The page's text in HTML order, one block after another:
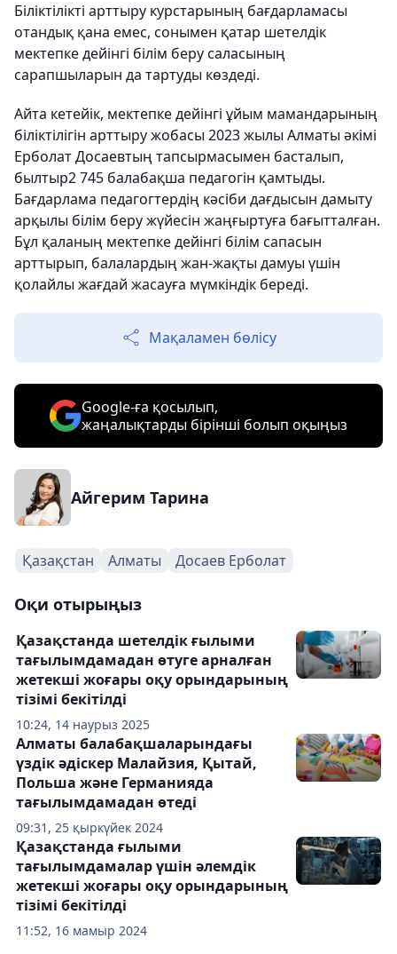
Біліктілікті арттыру курстарының бағдарламасы
отандық қана емес, сонымен қатар шетелдік
мектепке дейінгі білім беру саласының
сарапшыларын да тартуды көздеді.
Айта кетейік, мектепке дейінгі ұйым мамандарының
біліктілігін арттыру жобасы 2023 жылы Алматы әкімі
Ерболат Досаевтың тапсырмасымен басталып,
былтыр2 745 балабақша педагогін қамтыды.
Бағдарлама педагогтердің кәсіби дағдысын дамыту
арқылы білім беру жүйесін жаңғыртуға бағытталған.
Бұл қаланың мектепке дейінгі білім сапасын
арттырып, балалардың жан-жақты дамуы үшін
қолайлы жағдай жасауға мүмкіндік береді.
Мақаламен бөлісу
Google-ға қосылып,
жаңалықтарды бірінші болып оқыңыз
Айгерим Тарина
Қазақстан Алматы Досаев Ерболат
Оқи отырыңыз
10:24, 14 наурыз 2025
Қазақстанда шетелдік ғылыми
тағылымдамадан өтуге арналған
жетекші жоғары оқу орындарының
тізімі бекітілді
09:31, 25 қыркүйек 2024
Алматы балабақшаларындағы
үздік әдіскер Малайзия, Қытай,
Польша және Германияда
тағылымдамадан өтеді
11:52, 16 мамыр 2024
Қазақстанда ғылыми
тағылымдамалар үшін әлемдік
жетекші жоғары оқу орындарының
тізімі бекітілді